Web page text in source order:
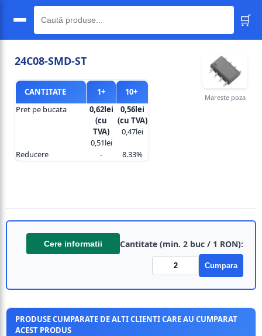
🛒
24C08-SMD-ST
CANTITATE 1+
10+
Pret pe bucata
0,62lei
(cu
TVA)
0,51lei
0,56lei
(cu TVA)
0,47lei
Reducere - 8.33%
Mareste poza
Cere informatii Cantitate (min. 2 buc / 1 RON):
Cumpara
PRODUSE CUMPARATE DE ALTI CLIENTI CARE AU CUMPARAT
ACEST PRODUS